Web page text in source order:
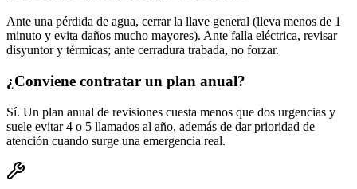
Ante una pérdida de agua, cerrar la llave general (lleva menos de 1
minuto y evita daños mucho mayores). Ante falla eléctrica, revisar
disyuntor y térmicas; ante cerradura trabada, no forzar.
¿Conviene contratar un plan anual?
Sí. Un plan anual de revisiones cuesta menos que dos urgencias y
suele evitar 4 o 5 llamados al año, además de dar prioridad de
atención cuando surge una emergencia real.